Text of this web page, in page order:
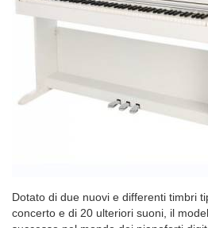
Dotato di due nuovi e differenti timbri
concerto e di 20 ulteriori suoni, il